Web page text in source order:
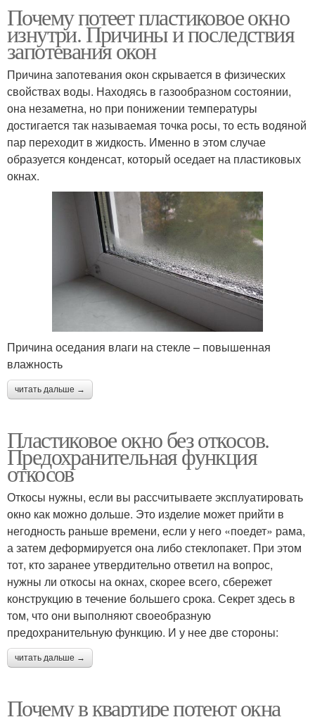
Почему потеет пластиковое окно
изнутри. Причины и последствия
запотевания окон
Причина запотевания окон скрывается в физических
свойствах воды. Находясь в газообразном состоянии,
она незаметна, но при понижении температуры
достигается так называемая точка росы, то есть водяной
пар переходит в жидкость. Именно в этом случае
образуется конденсат, который оседает на пластиковых
окнах.
Причина оседания влаги на стекле – повышенная
влажность
читать дальше →
Пластиковое окно без откосов.
Предохранительная функция
откосов
Откосы нужны, если вы рассчитываете эксплуатировать
окно как можно дольше. Это изделие может прийти в
негодность раньше времени, если у него «поедет» рама,
а затем деформируется она либо стеклопакет. При этом
тот, кто заранее утвердительно ответил на вопрос,
нужны ли откосы на окнах, скорее всего, сбережет
конструкцию в течение большего срока. Секрет здесь в
том, что они выполняют своеобразную
предохранительную функцию. И у нее две стороны:
читать дальше →
Почему в квартире потеют окна